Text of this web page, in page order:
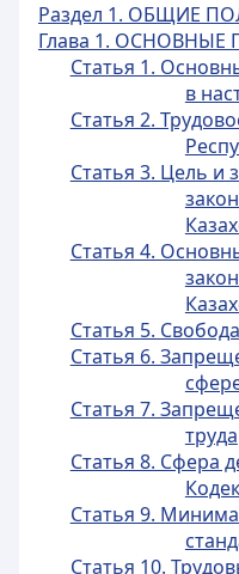
Раздел 1. ОБЩИЕ
Глава 1.
Статья 1.
в
Статья 2.
Статья 3. Цель и
Статья 4.
Статья 5.
Статья 6.
Статья 7.
труда
Статья 8. Сфера
Статья 9.
Статья 10.